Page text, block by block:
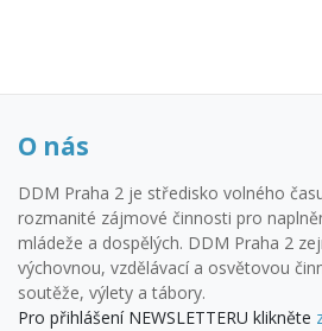
O nás
DDM Praha 2 je středisko volného
rozmanité zájmové činnosti pro
mládeže a dospělých. DDM Praha 2
výchovnou, vzdělávací a osvětovou
soutěže, výlety a tábory.
Pro přihlášení NEWSLETTERU klikněte